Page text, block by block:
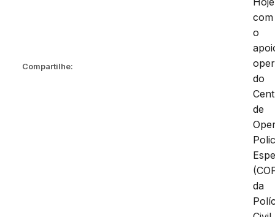
Compartilhe:
com
o
do
de
da